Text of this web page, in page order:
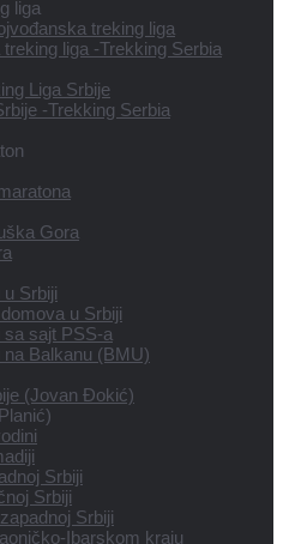
liga
treking liga
liga -Trekking Serbia
Liga Srbije
-Trekking Serbia
Gora
Srbiji
u Srbiji
sajt PSS-a
Balkanu (BMU)
(Jovan Đokić)
Srbiji
Srbiji
Srbiji
Ibarskom kraju